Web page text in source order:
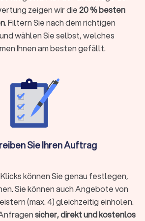
sind, um Ihre Heizungsanlage
einfach, qualifizierte
zu finden, die zuverlässigen Service
alle Anbieter in Ihrer Region nach
Dienstleistung:
Profile durchzulesen und
Kunden zu lesen. Dann können Sie
Angebote anfordern.
Ihr Anliegen, sei es die Installation einer
zeigen wir die20 % besten
. Filtern Sie nach dem richtigen
wählen Sie selbst, welches
Ihnen am besten gefällt.
Sie Ihren Auftrag
können Sie genau festlegen,
Sie können auch Angebote von
(max. 4) gleichzeitig einholen.
sicher, direkt und kostenlos